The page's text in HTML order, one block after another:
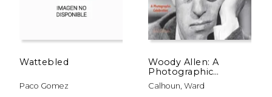
Wattebled
Paco Gomez
Woody Allen: A
Photographic
Celebration (en
Inglés)
Calhoun, Ward